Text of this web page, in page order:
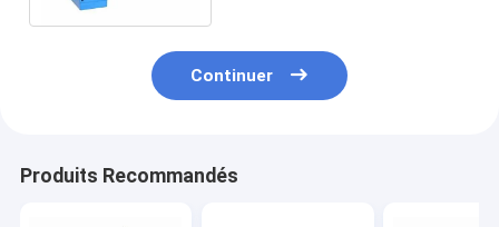
Continuer
Produits Recommandés